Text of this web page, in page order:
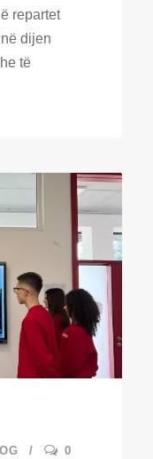
repartet
dijen
të
0